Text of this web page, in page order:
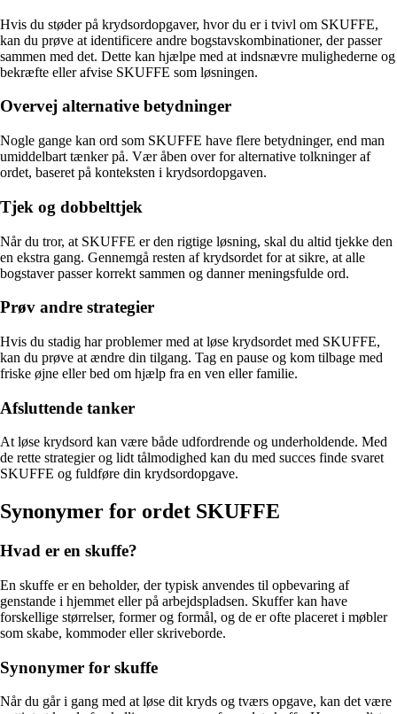
Hvis du støder på krydsordopgaver, hvor du er i tvivl om SKUFFE,
kan du prøve at identificere andre bogstavskombinationer, der passer
sammen med det. Dette kan hjælpe med at indsnævre mulighederne og
bekræfte eller afvise SKUFFE som løsningen.
Overvej alternative betydninger
Nogle gange kan ord som SKUFFE have flere betydninger, end man
umiddelbart tænker på. Vær åben over for alternative tolkninger af
ordet, baseret på konteksten i krydsordopgaven.
Tjek og dobbelttjek
Når du tror, at SKUFFE er den rigtige løsning, skal du altid tjekke den
en ekstra gang. Gennemgå resten af krydsordet for at sikre, at alle
bogstaver passer korrekt sammen og danner meningsfulde ord.
Prøv andre strategier
Hvis du stadig har problemer med at løse krydsordet med SKUFFE,
kan du prøve at ændre din tilgang. Tag en pause og kom tilbage med
friske øjne eller bed om hjælp fra en ven eller familie.
Afsluttende tanker
At løse krydsord kan være både udfordrende og underholdende. Med
de rette strategier og lidt tålmodighed kan du med succes finde svaret
SKUFFE og fuldføre din krydsordopgave.
Synonymer for ordet SKUFFE
Hvad er en skuffe?
En skuffe er en beholder, der typisk anvendes til opbevaring af
genstande i hjemmet eller på arbejdspladsen. Skuffer kan have
forskellige størrelser, former og formål, og de er ofte placeret i møbler
som skabe, kommoder eller skriveborde.
Synonymer for skuffe
Når du går i gang med at løse dit kryds og tværs opgave, kan det være